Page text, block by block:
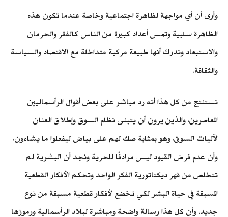
وأرى أن أي مواجهة لظاهرة اجتماعية وخاصة عندما تكون هذه
الظاهرة سلبية وتمس أعداد كبيرة من الناس كالفقر والحرمان
والاستبعاد وندرك أنها طبيعة مركبة متداخلة مع الاقتصاد والسياسة
والثقافة.
نستنتج من كل هذا أنه رد مباشر على بعض أقوال الرأسماليين
المعاصرين، والذين يرون أن يتبنى نظام السوق وإطلاق العنان
لآليات السوق، وهو بمثابة صك لهم على بياض ليفعلوا ما يشاءون،
وأن عدم فرض القيود ليس مرادفًا للحرية ونجد أن البشرية لم
تتخلص من قهر ديكتاتورية الفكر الواحد وتحكم الأفكار القطعية
المسبقة في حياة البشر لكي تخضع لأفكار قطعية مسبقة من نوع
جديد، وأن كل هذا رسالة واضحة ومباشرة لبلاد الرأسمالية ورموزها